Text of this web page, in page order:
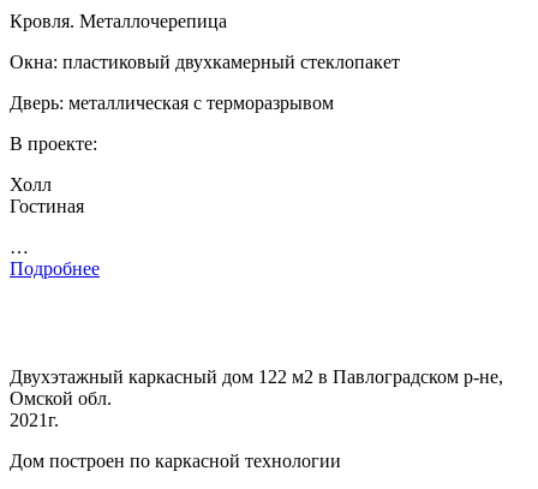
Кровля. Металлочерепица
Окна: пластиковый двухкамерный стеклопакет
Дверь: металлическая с терморазрывом
В проекте:
Холл
Гостиная
…
Подробнее
Двухэтажный каркасный дом 122 м2 в Павлоградском р-не,
Омской обл.
2021г.
Дом построен по каркасной технологии